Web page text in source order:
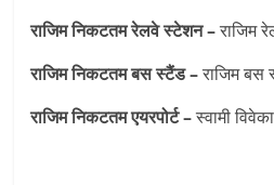
राजिम निकटतम रेलवे स्टेशन –राजिम
राजिम निकटतम बस स्टैंड –राजिम बस
राजिम निकटतम एयरपोर्ट –स्वामी